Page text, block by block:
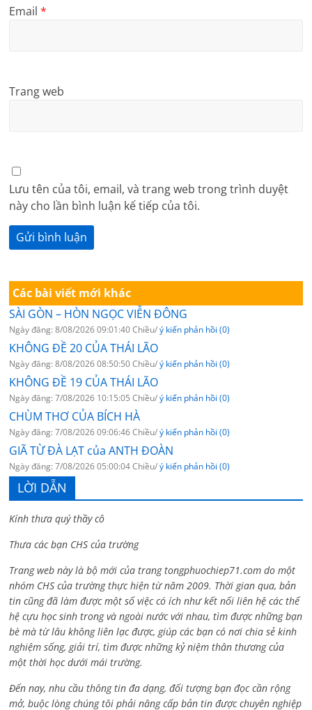
Email*
Trang web
Lưu tên của tôi, email, và trang web trong trình duyệt
này cho lần bình luận kế tiếp của tôi.
Các bài viết mới khác
SÀI GÒN – HÒN NGỌC VIỄN ĐÔNG
Ngày đăng: 8/08/2026 09:01:40 Chiều/ý kiến phản hồi (0)
KHÔNG ĐỀ 20 CỦA THÁI LÃO
Ngày đăng: 8/08/2026 08:50:50 Chiều/ý kiến phản hồi (0)
KHÔNG ĐỀ 19 CỦA THÁI LÃO
Ngày đăng: 7/08/2026 10:15:05 Chiều/ý kiến phản hồi (0)
CHÙM THƠ CỦA BÍCH HÀ
Ngày đăng: 7/08/2026 09:06:46 Chiều/ý kiến phản hồi (0)
GIÃ TỪ ĐÀ LẠT của ANTH ĐOÀN
Ngày đăng: 7/08/2026 05:00:04 Chiều/ý kiến phản hồi (0)
LỜI DẪN
Kính thưa quý thầy cô
Thưa các bạn CHS của trường
Trang web này là bộ mới của trang tongphuochiep71.com do một
nhóm CHS của trường thực hiện từ năm 2009. Thời gian qua, bản
tin cũng đã làm được một số việc có ích như kết nối liên hệ các thế
hệ cựu học sinh trong và ngoài nước với nhau, tìm được những bạn
bè mà từ lâu không liên lạc được, giúp các bạn có nơi chia sẻ kinh
nghiệm sống, giải trí, tìm được những kỷ niệm thân thương của
một thời học dưới mái trường.
Đến nay, nhu cầu thông tin đa dạng, đối tượng bạn đọc cần rộng
mở, buộc lòng chúng tôi phải nâng cấp bản tin được chuyên nghiệp